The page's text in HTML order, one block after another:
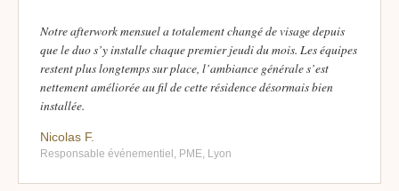
Notre afterwork mensuel a totalement changé de visage depuis
que le duo s’y installe chaque premier jeudi du mois. Les équipes
restent plus longtemps sur place, l’ambiance générale s’est
nettement améliorée au fil de cette résidence désormais bien
installée.
Nicolas F.
Responsable événementiel, PME, Lyon